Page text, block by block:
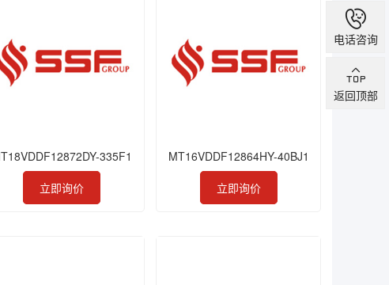
335F1
立即询价
MT16VDDF12864HY-40BJ1
立即询价
电话咨询
返回顶部